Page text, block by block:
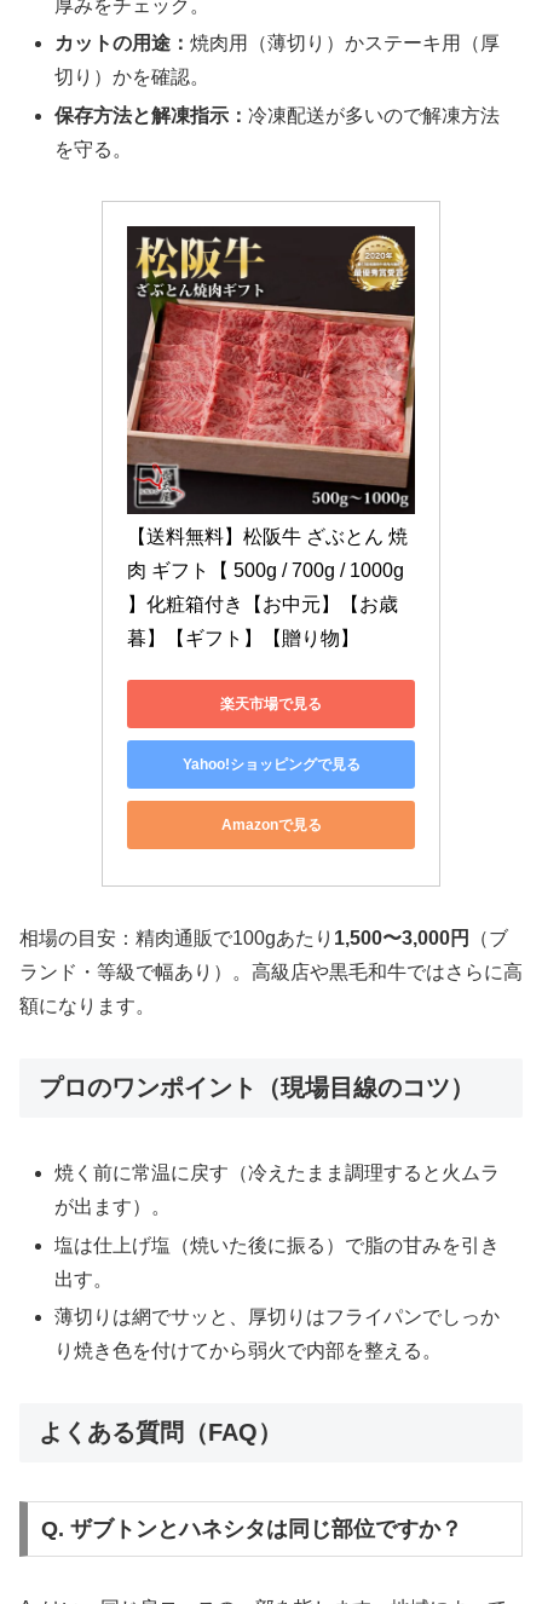
厚みをチェック。
カットの用途：焼肉用（薄切り）かステーキ用（厚
切り）かを確認。
保存方法と解凍指示：冷凍配送が多いので解凍方法
を守る。
【送料無料】松阪牛 ざぶとん 焼
肉 ギフト【 500g / 700g / 1000g
】化粧箱付き【お中元】【お歳
暮】【ギフト】【贈り物】
楽天市場で見る
Yahoo!ショッピングで見る
Amazonで見る
相場の目安：精肉通販で100gあたり 1,500〜3,000円
（ブ
ランド・等級で幅あり）。高級店や黒毛和牛ではさらに高
額になります。
プロのワンポイント（現場目線のコツ）
焼く前に常温に戻す（冷えたまま調理すると火ムラ
が出ます）。
塩は仕上げ塩（焼いた後に振る）で脂の甘みを引き
出す。
薄切りは網でサッと、厚切りはフライパンでしっか
り焼き色を付けてから弱火で内部を整える。
よくある質問（FAQ）
Q. ザブトンとハネシタは同じ部位ですか？